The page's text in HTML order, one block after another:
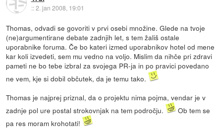
::2. jan 2008, 19:01
Thomas, odvadi se govoriti v prvi osebi množine. Glede na tvoje
(ne)argumentirane debate zadnjih let, s tem žališ ostale
uporabnike foruma. Če bo kateri izmed uporabnikov hotel od mene
kar koli izvedeti, sem mu vedno na voljo. Mislim da nihče pri zdravi
pameti ne bo tebe izbral za svojega PR-ja in po pravici povedano
ne vem, kje si dobil občutek, da je temu tako.
Thomas je najprej priznal, da o projektu nima pojma, vendar je v
zadnje pol ure postal strokovnjak na tem področju.
Ob tem se
pa res moram krohotati!